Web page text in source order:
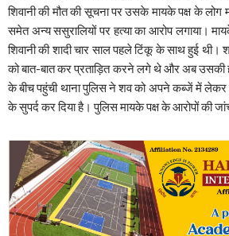
शिवानी की मौत की सूचना पर उसके मायके पक्ष के
समेत अन्य ससुरालियों पर हत्या का आरोप लगाया।
शिवानी की शादी चार साल पहले टिंकू के साथ हुई थी।
को बात-बात कर प्रताड़ित करने लगे थे और अब उसकी
के बीच पहुंची थाना पुलिस ने शव को अपने कब्जें में लेकर
के सुपर्द कर दिया है। पुलिस मायके पक्ष के आरोपों की